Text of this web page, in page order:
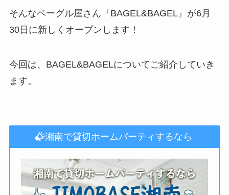
そんなベーグル屋さん『BAGEL&BAGEL』が6月
30日に新しくオープンします！
今回は、BAGEL&BAGELについてご紹介していき
ます。
湘南で貸切ホームパーティするなら